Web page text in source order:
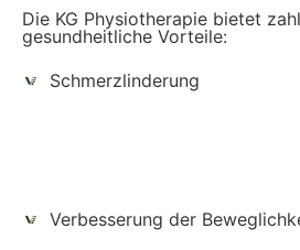
Die KG Physiotherapie bietet
gesundheitliche Vorteile:
Schmerzlinderung
Verbesserung der